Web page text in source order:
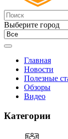
Выберите город
Главная
Новости
Полезные
Обзоры
Видео
Категории